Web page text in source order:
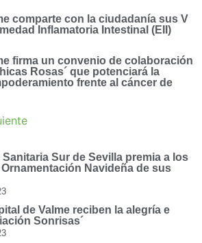
comparte con la ciudadanía sus V
Inflamatoria Intestinal (EII)
firma un convenio de colaboración
Rosas´ que potenciará la
frente al cáncer de
Sanitaria Sur de Sevilla premia a los
Navideña de sus
de Valme reciben la alegría e
Sonrisas´